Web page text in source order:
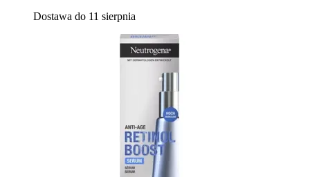
Dostawa do 11 sierpnia